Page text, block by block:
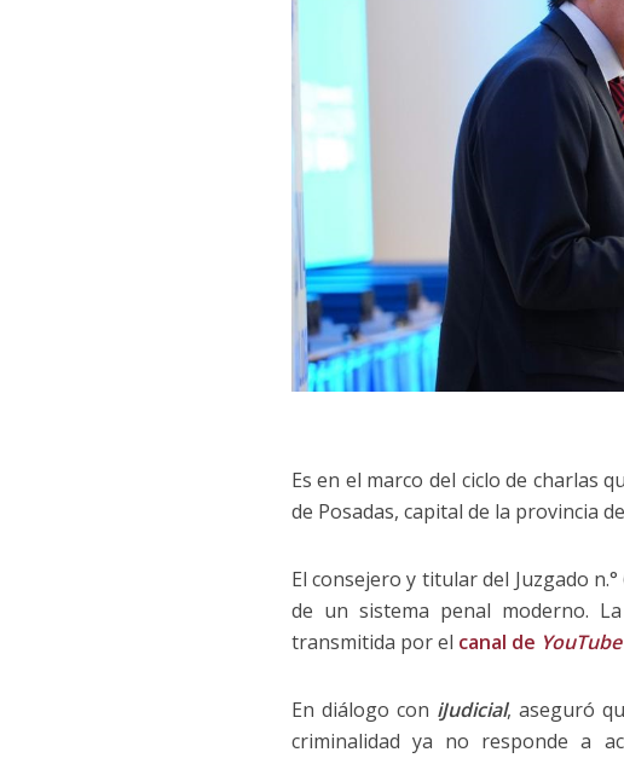
Es en el marco del ciclo de charlas
de Posadas, capital de la provincia
El consejero y titular del Juzgado
de un sistema penal moderno.
transmitida por el canal de YouTube
En diálogo con iJudicial, aseguró
criminalidad ya no responde a